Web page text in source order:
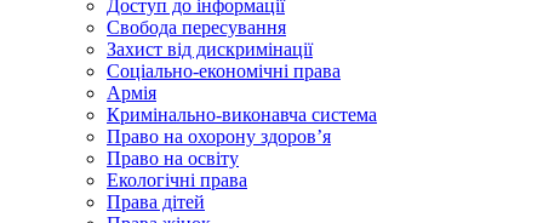
Доступ до інформації
Свобода пересування
Захист від дискримінації
Соціально-економічні права
Армія
Кримінально-виконавча система
Право на охорону здоров’я
Право на освіту
Екологічні права
Права дітей